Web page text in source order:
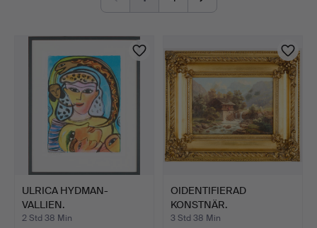
ULRICA HYDMAN-
VALLIEN.
Figurenkomposition.
2 Std 38 Min
OIDENTIFIERAD
KONSTNÄR.
Flusslandschaft, 1…
3 Std 38 Min